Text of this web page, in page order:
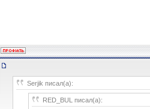
Serjik писал(а):
RED_BUL писал(а):